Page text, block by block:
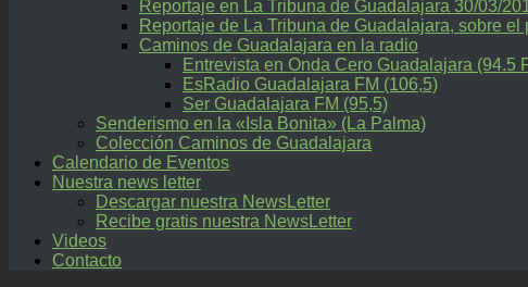
Reportaje en La Tribuna de Guadalajara 30/03/
Reportaje de La Tribuna de Guadalajara, sobre
Caminos de Guadalajara en la radio
Entrevista en Onda Cero Guadalajara (94.5
EsRadio Guadalajara FM (106,5)
Ser Guadalajara FM (95,5)
Senderismo en la «Isla Bonita» (La Palma)
Colección Caminos de Guadalajara
Calendario de Eventos
Nuestra news letter
Descargar nuestra NewsLetter
Recibe gratis nuestra NewsLetter
Videos
Contacto